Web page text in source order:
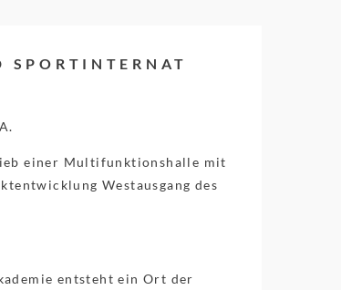
einer Multifunktionshalle mit
Westausgang des
entsteht ein Ort der